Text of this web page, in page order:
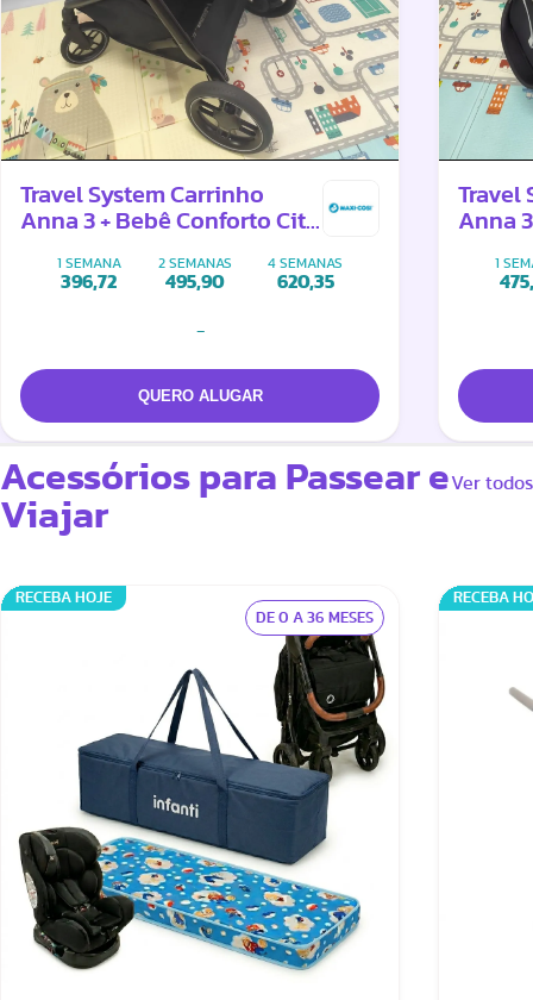
Travel System Carrinho
Anna 3 + Bebê Conforto Citi
1 SEMANA
396,72
2 SEMANAS
495,90
4 SEMANAS
620,35
-
Travel
Anna
1
Acessórios para Passear e
Viajar
Ver todos
RECEBA HOJE
DE 0 A 36 MESES
RECEBA